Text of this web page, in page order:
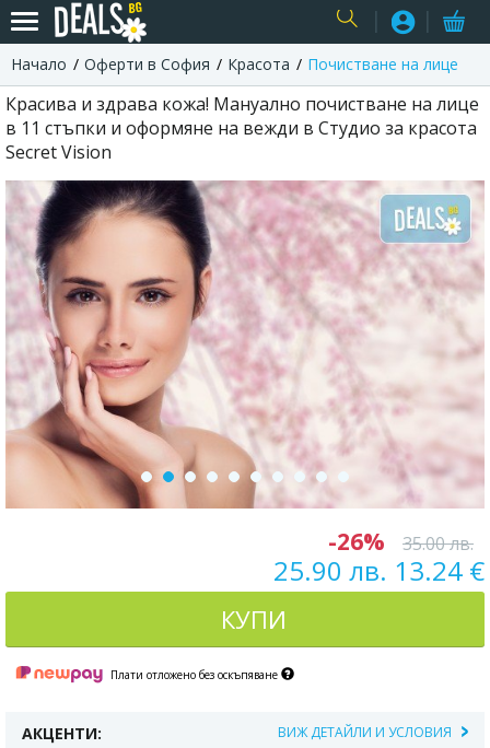
USER
Начало Оферти в София Красота Почистване на лице
Красива и здрава кожа! Мануално почистване на лице
в 11 стъпки и оформяне на вежди в Студио за красота
Secret Vision
-26% 35.00 лв.
25.90 лв. 13.24 €
КУПИ
Плати отложено без оскъпяване
АКЦЕНТИ: ВИЖ ДЕТАЙЛИ И УСЛОВИЯ